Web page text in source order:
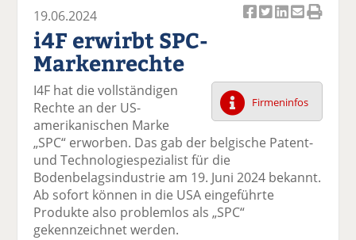
el
a
uf
ac
e
b
o
el
t
wi
er
n
el
a
uf
Li
n
e
el
p
er
m
l
el
D
ru
ck
e
n
19.06.2024
i4F erwirbt SPC-
Markenrechte
Firmeninfos
I4F hat die vollständigen
Rechte an der US-
amerikanischen Marke
„SPC“ erworben. Das gab der belgische Patent-
und Technologiespezialist für die
Bodenbelagsindustrie am 19. Juni 2024 bekannt.
Ab sofort können in die USA eingeführte
Produkte also problemlos als „SPC“
gekennzeichnet werden.